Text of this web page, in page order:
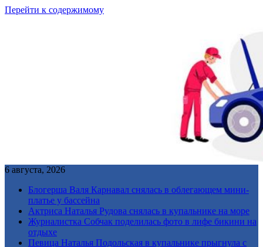
Перейти к содержимому
6 августа, 2026
Блогерша Валя Карнавал снялась в облегающем мини-
платье у бассейна
Актриса Наталья Рудова снялась в купальнике на море
Журналистка Собчак поделилась фото в лифе бикини на
отдыхе
Певица Наталья Подольская в купальнике прыгнула с